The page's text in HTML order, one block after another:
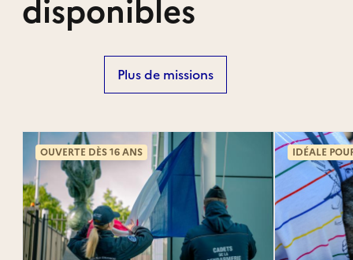
disponibles
Plus de missions
OUVERTE DÈS 16 ANS IDÉALE